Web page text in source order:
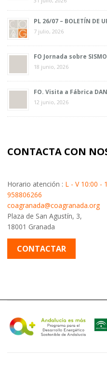
PL 26/07 – BOLETÍN DE
7 julio, 2026
FO Jornada sobre
18 junio, 2026
FO. Visita a Fábrica
12 junio, 2026
CONTACTA CON
Horario atención : L - V 10:00 -
958806266
coagranada@coagranada.org
Plaza de San Agustín, 3,
18001 Granada
CONTACTAR